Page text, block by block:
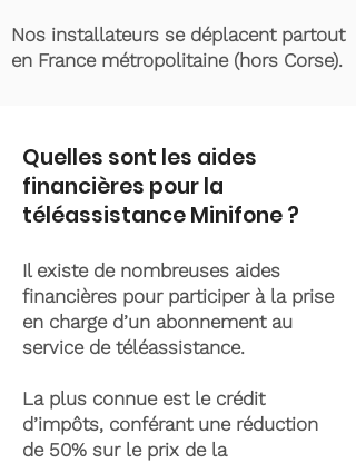
Nos installateurs se déplacent partout
en France métropolitaine (hors Corse).
Quelles sont les aides
financières pour la
téléassistance Minifone ?
Il existe de nombreuses aides
financières pour participer à la prise
en charge d’un abonnement au
service de téléassistance.
La plus connue est le crédit
d’impôts, conférant une réduction
de 50% sur le prix de la